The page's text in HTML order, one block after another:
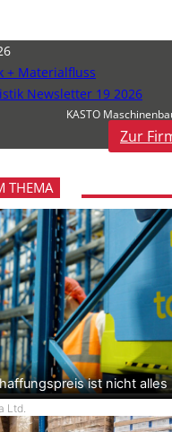
+ Materialfluss
Newsletter 19 2026
KASTO
Zur
THEMA
ist nicht alles
Ltd.